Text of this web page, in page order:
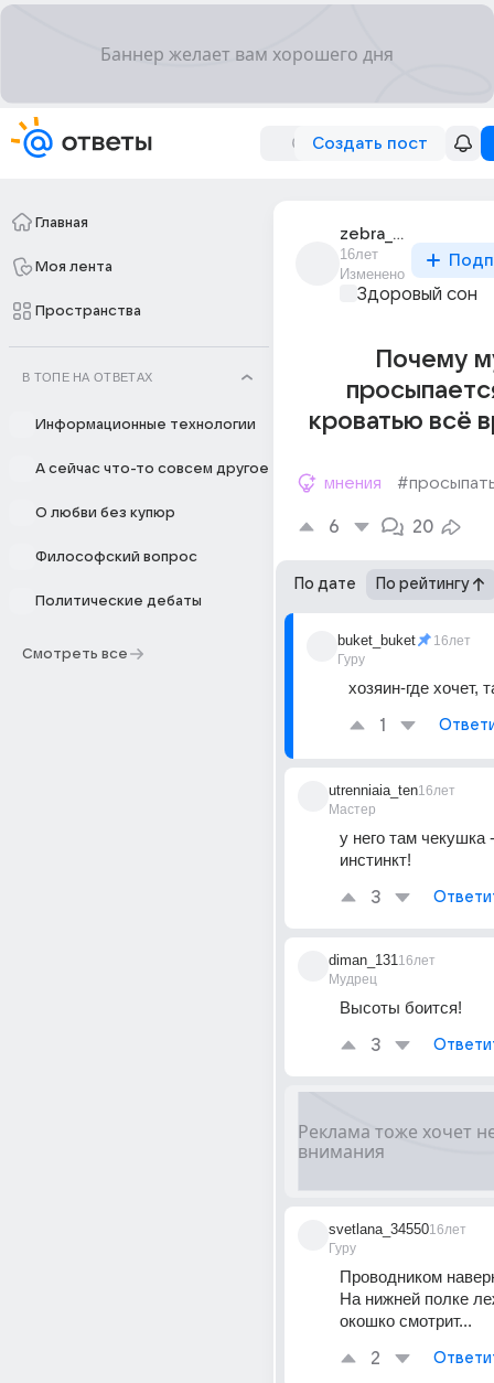
Создать пост
Главная
Моя лента
Пространства
В ТОПЕ НА ОТВЕТАХ
Информационные технологии
А сейчас что-то совсем другое
О любви без купюр
Философский вопрос
Политические дебаты
Смотреть все
zebra_polosataya
16лет
Изменено
Здоровый сон
Почему
кроватью всё
мнения
6 20
По дате По рейтингу
buket_buket
Гуру
16лет
хозяин-где хочет,
1
utrenniaia_ten
Мастер
16лет
у него там чекушка
инстинкт!
3
diman_131
Мудрец
16лет
Высоты боится!
3
svetlana_34550
Гуру
16лет
Проводником
На нижней полке
окошко смотрит...
2